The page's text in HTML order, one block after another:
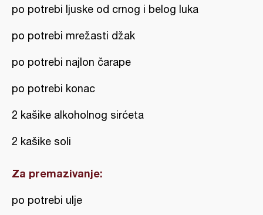
po potrebi ljuske od crnog i belog luka
po potrebi mrežasti džak
po potrebi najlon čarape
po potrebi konac
2 kašike alkoholnog sirćeta
2 kašike soli
Za premazivanje:
po potrebi ulje